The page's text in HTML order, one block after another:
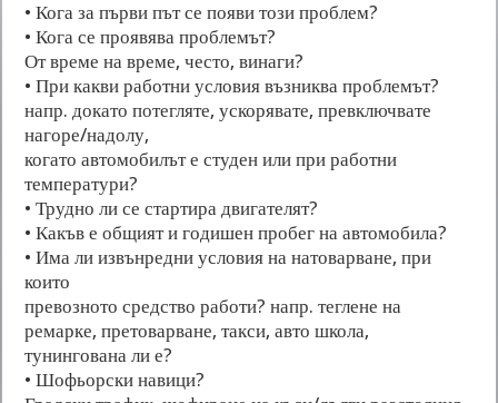
• Кога за първи път се появи този проблем?
• Кога се проявява проблемът?
От време на време, често, винаги?
• При какви работни условия възниква проблемът?
напр. докато потегляте, ускорявате, превключвате
нагоре/надолу,
когато автомобилът е студен или при работни
температури?
• Трудно ли се стартира двигателят?
• Какъв е общият и годишен пробег на автомобила?
• Има ли извънредни условия на натоварване, при
които
превозното средство работи? напр. теглене на
ремарке, претоварване, такси, авто школа,
тунингована ли е?
• Шофьорски навици?